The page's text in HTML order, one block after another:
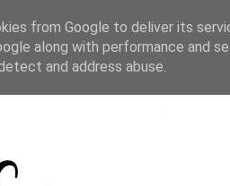
from Google to deliver its
along with performance and
and address abuse.